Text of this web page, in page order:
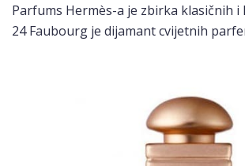
Parfums Hermès-a je zbirka klasičnih i
24 Faubourg je dijamant cvijetnih